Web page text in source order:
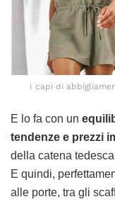
I capi di
E lo fa con un
tendenze e prezzi
della catena
E quindi,
alle porte, tra gli